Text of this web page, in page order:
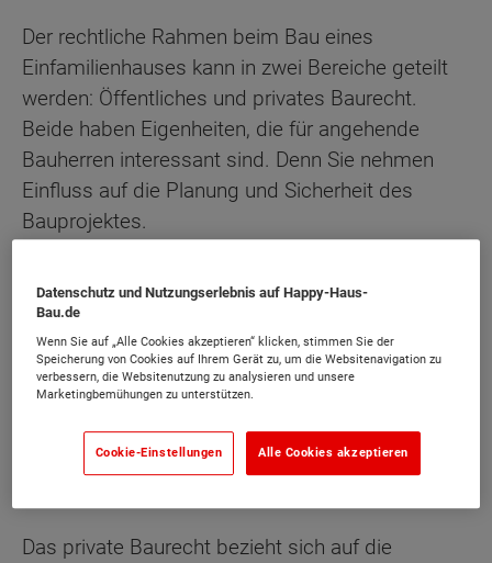
Der rechtliche Rahmen beim Bau eines
Einfamilienhauses kann in zwei Bereiche geteilt
werden: Öffentliches und privates Baurecht.
Beide haben Eigenheiten, die für angehende
Bauherren interessant sind. Denn Sie nehmen
Einfluss auf die Planung und Sicherheit des
Bauprojektes.
geregelt. Jedes Bundesland bzw. jede Gemeinde
kann dabei andere Vorgaben haben. Exakte
Informationen erhalten Sie bei ihrem zuständigen
Amt. In vielen Gemeinden ist es streng geregelt,
wie gebaut werden darf. Die Vorgaben müssen
bereits bei der Bauplanung eingehalten werden,
Das private Baurecht bezieht sich auf die
Datenschutz und Nutzungserlebnis auf Happy-Haus-
Bau.de
Wenn Sie auf „Alle Cookies akzeptieren“ klicken, stimmen Sie der
Speicherung von Cookies auf Ihrem Gerät zu, um die Websitenavigation zu
verbessern, die Websitenutzung zu analysieren und unsere
Marketingbemühungen zu unterstützen.
Cookie-Einstellungen Alle Cookies akzeptieren